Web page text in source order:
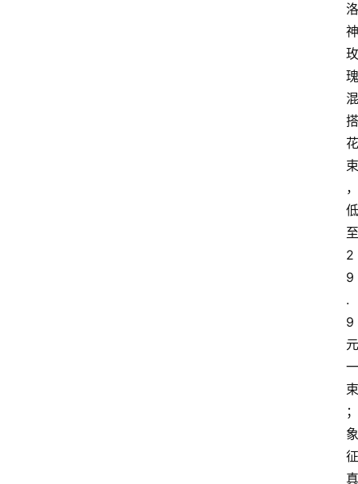
洛
神
玫
瑰
混
搭
花
束
，
低
至
2
9
.
9
元
一
束
；
象
征
真